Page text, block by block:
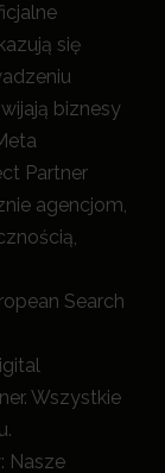
się
biznesy
Partner
agencjom,
Search
Wszystkie
Nasze